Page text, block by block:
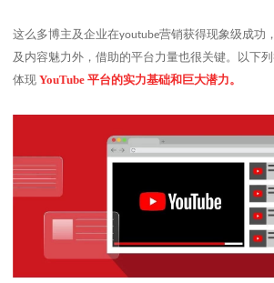
这么多博主及企业在youtube营销获得现象级成功
及内容魅力外，借助的平台力量也很关键。以下
体现 YouTube 平台的实力基础和巨大潜力。